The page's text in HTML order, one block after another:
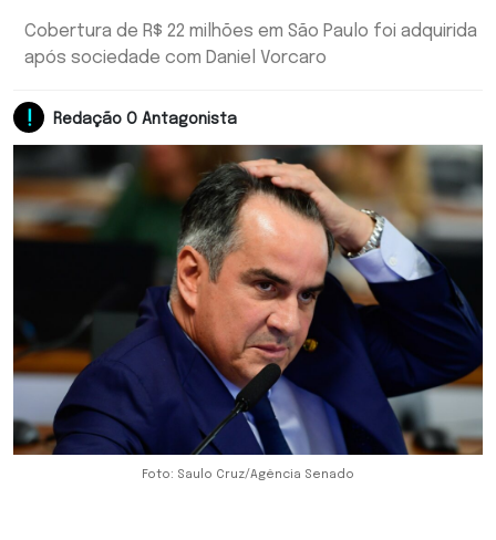
Cobertura de R$ 22 milhões em São Paulo foi adquirida
após sociedade com Daniel Vorcaro
Redação O Antagonista
Foto: Saulo Cruz/Agência Senado